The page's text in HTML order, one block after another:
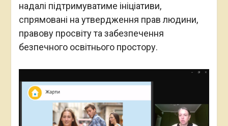
надалі підтримуватиме ініціативи,
спрямовані на утвердження прав людини,
правову просвіту та забезпечення
безпечного освітнього простору.